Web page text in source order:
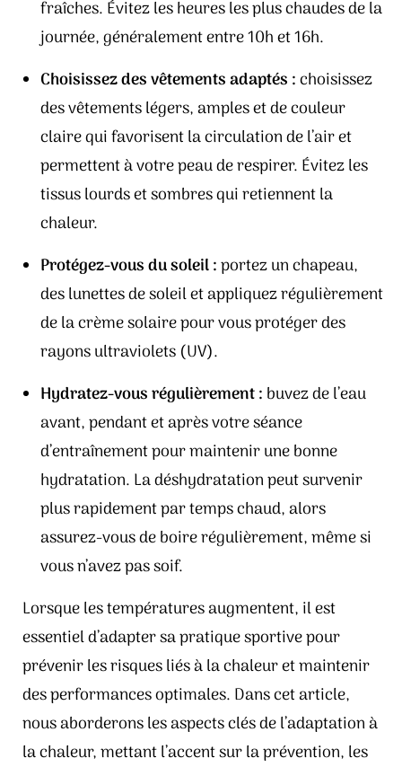
fraîches. Évitez les heures les plus chaudes de la
journée, généralement entre 10h et 16h.
Choisissez des vêtements adaptés :choisissez
des vêtements légers, amples et de couleur
claire qui favorisent la circulation de l’air et
permettent à votre peau de respirer. Évitez les
tissus lourds et sombres qui retiennent la
chaleur.
Protégez-vous du soleil :portez un chapeau,
des lunettes de soleil et appliquez régulièrement
de la crème solaire pour vous protéger des
rayons ultraviolets (UV).
Hydratez-vous régulièrement : buvez de l’eau
avant, pendant et après votre séance
d’entraînement pour maintenir une bonne
hydratation. La déshydratation peut survenir
plus rapidement par temps chaud, alors
assurez-vous de boire régulièrement, même si
vous n’avez pas soif.
Lorsque les températures augmentent, il est
essentiel d’adapter sa pratique sportive pour
prévenir les risques liés à la chaleur et maintenir
des performances optimales. Dans cet article,
nous aborderons les aspects clés de l’adaptation à
la chaleur, mettant l’accent sur la prévention, les